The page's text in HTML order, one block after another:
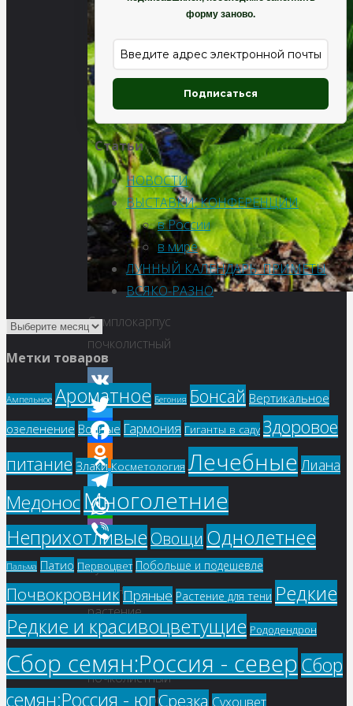
Симплокарпус
почколистный
VK
Twitter
Facebook
Odnoklassniki
Telegram
WhatsApp
Viber
Купить
семена,
растение
–
Симплокарпус
почколистный
(Symplocarpus
форму заново.
Подписаться
Статьи
НОВОСТИ
ВЫСТАВКИ, КОНФЕРЕНЦИИ
в России
в мире
ЛУННЫЙ КАЛЕНДАРЬ. ПРИМЕТЫ
ВСЯКО-РАЗНО
Метки товаров
Ампельное Ароматное Бегония Бонсай Вертикальное
озеленение Водные Гармония Гиганты в саду Здоровое
питание Злаки Косметология Лечебные Лиана
МедоносМноголетние
Неприхотливые Овощи Однолетнее
Пальма Патио Первоцвет Побольше и подешевле
Почвокровник Пряные Растение для тени Редкие
Редкие и красивоцветущие Рододендрон
Сбор семян:Россия - северСбор
семян:Россия - югСрезка Сухоцвет